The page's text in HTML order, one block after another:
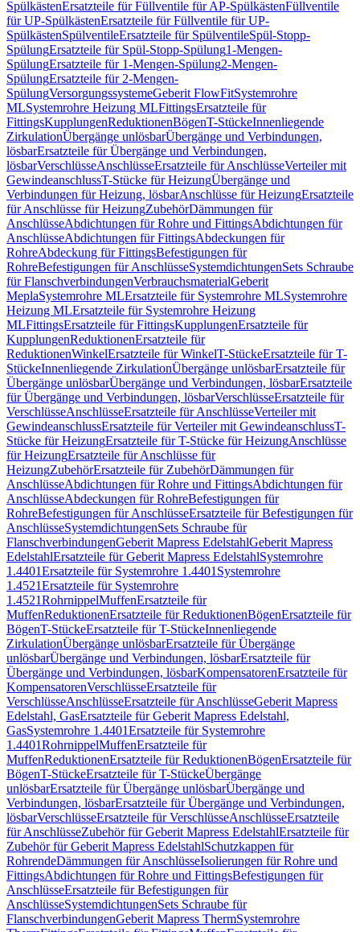
SpülkästenErsatzteile für Füllventile für AP-SpülkästenFüllventile
für UP-SpülkästenErsatzteile für Füllventile für UP-
SpülkästenSpülventileErsatzteile für SpülventileSpül-Stopp-
SpülungErsatzteile für Spül-Stopp-Spülung1-Mengen-
SpülungErsatzteile für 1-Mengen-Spülung2-Mengen-
SpülungErsatzteile für 2-Mengen-
SpülungVersorgungssystemeGeberit FlowFitSystemrohre
MLSystemrohre Heizung MLFittingsErsatzteile für
FittingsKupplungenReduktionenBögenT-StückeInnenliegende
ZirkulationÜbergänge unlösbarÜbergänge und Verbindungen,
lösbarErsatzteile für Übergänge und Verbindungen,
lösbarVerschlüsseAnschlüsseErsatzteile für AnschlüsseVerteiler mit
GewindeanschlussT-Stücke für HeizungÜbergänge und
Verbindungen für Heizung, lösbarAnschlüsse für HeizungErsatzteile
für Anschlüsse für HeizungZubehörDämmungen für
AnschlüsseAbdichtungen für Rohre und FittingsAbdichtungen für
AnschlüsseAbdichtungen für FittingsAbdeckungen für
RohreAbdeckung für FittingsBefestigungen für
RohreBefestigungen für AnschlüsseSystemdichtungenSets Schraube
für FlanschverbindungenVerbrauchsmaterialGeberit
MeplaSystemrohre MLErsatzteile für Systemrohre MLSystemrohre
Heizung MLErsatzteile für Systemrohre Heizung
MLFittingsErsatzteile für FittingsKupplungenErsatzteile für
KupplungenReduktionenErsatzteile für
ReduktionenWinkelErsatzteile für WinkelT-StückeErsatzteile für T-
StückeInnenliegende ZirkulationÜbergänge unlösbarErsatzteile für
Übergänge unlösbarÜbergänge und Verbindungen, lösbarErsatzteile
für Übergänge und Verbindungen, lösbarVerschlüsseErsatzteile für
VerschlüsseAnschlüsseErsatzteile für AnschlüsseVerteiler mit
GewindeanschlussErsatzteile für Verteiler mit GewindeanschlussT-
Stücke für HeizungErsatzteile für T-Stücke für HeizungAnschlüsse
für HeizungErsatzteile für Anschlüsse für
HeizungZubehörErsatzteile für ZubehörDämmungen für
AnschlüsseAbdichtungen für Rohre und FittingsAbdichtungen für
AnschlüsseAbdeckungen für RohreBefestigungen für
RohreBefestigungen für AnschlüsseErsatzteile für Befestigungen für
AnschlüsseSystemdichtungenSets Schraube für
FlanschverbindungenGeberit Mapress EdelstahlGeberit Mapress
EdelstahlErsatzteile für Geberit Mapress EdelstahlSystemrohre
1.4401Ersatzteile für Systemrohre 1.4401 Systemrohre
1.4521Ersatzteile für Systemrohre
1.4521RohrnippelMuffenErsatzteile für
MuffenReduktionenErsatzteile für ReduktionenBögenErsatzteile für
BögenT-StückeErsatzteile für T-StückeInnenliegende
ZirkulationÜbergänge unlösbarErsatzteile für Übergänge
unlösbarÜbergänge und Verbindungen, lösbarErsatzteile für
Übergänge und Verbindungen, lösbarKompensatorenErsatzteile für
KompensatorenVerschlüsseErsatzteile für
VerschlüsseAnschlüsseErsatzteile für AnschlüsseGeberit Mapress
Edelstahl, GasErsatzteile für Geberit Mapress Edelstahl,
GasSystemrohre 1.4401Ersatzteile für Systemrohre
1.4401RohrnippelMuffenErsatzteile für
MuffenReduktionenErsatzteile für ReduktionenBögenErsatzteile für
BögenT-StückeErsatzteile für T-StückeÜbergänge
unlösbarErsatzteile für Übergänge unlösbarÜbergänge und
Verbindungen, lösbarErsatzteile für Übergänge und Verbindungen,
lösbarVerschlüsseErsatzteile für VerschlüsseAnschlüsseErsatzteile
für AnschlüsseZubehör für Geberit Mapress EdelstahlErsatzteile für
Zubehör für Geberit Mapress EdelstahlSchutzkappen für
RohrendeDämmungen für AnschlüsseIsolierungen für Rohre und
FittingsAbdichtungen für Rohre und FittingsBefestigungen für
AnschlüsseErsatzteile für Befestigungen für
AnschlüsseSystemdichtungenSets Schraube für
FlanschverbindungenGeberit Mapress ThermSystemrohre